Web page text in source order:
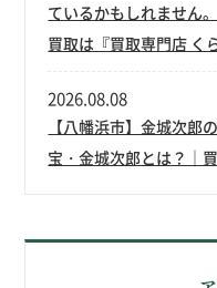
ているかもしれません
買取は『買取専門店 く
【八幡浜市】金城次郎
宝・金城次郎とは？｜
2026.08.08